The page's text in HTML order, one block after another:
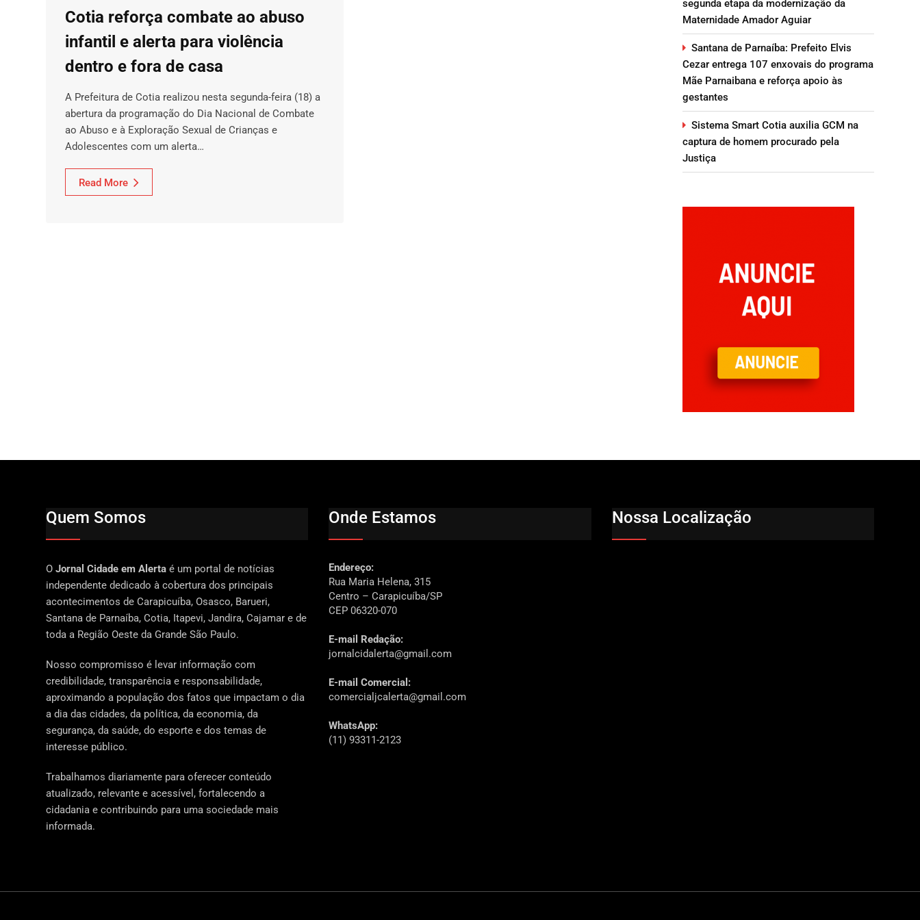
Cotia reforça combate ao abuso
infantil e alerta para violência
dentro e fora de casa
A Prefeitura de Cotia realizou nesta segunda-feira (18) a
abertura da programação do Dia Nacional de Combate
ao Abuso e à Exploração Sexual de Crianças e
Adolescentes com um alerta…
Read More
segunda etapa da modernização da
Maternidade Amador Aguiar
Santana de Parnaíba: Prefeito Elvis
Cezar entrega 107 enxovais do programa
Mãe Parnaibana e reforça apoio às
gestantes
Sistema Smart Cotia auxilia GCM na
captura de homem procurado pela
Justiça
Quem Somos
O Jornal Cidade em Alerta é um portal de notícias
independente dedicado à cobertura dos principais
acontecimentos de Carapicuíba, Osasco, Barueri,
Santana de Parnaíba, Cotia, Itapevi, Jandira, Cajamar e de
toda a Região Oeste da Grande São Paulo.
Nosso compromisso é levar informação com
credibilidade, transparência e responsabilidade,
aproximando a população dos fatos que impactam o dia
a dia das cidades, da política, da economia, da
segurança, da saúde, do esporte e dos temas de
interesse público.
Trabalhamos diariamente para oferecer conteúdo
atualizado, relevante e acessível, fortalecendo a
cidadania e contribuindo para uma sociedade mais
informada.
Onde Estamos
Endereço:
Rua Maria Helena, 315
Centro – Carapicuíba/SP
CEP 06320-070
E-mail Redação:
jornalcidalerta@gmail.com
E-mail Comercial:
comercialjcalerta@gmail.com
WhatsApp:
(11) 93311-2123
Nossa Localização